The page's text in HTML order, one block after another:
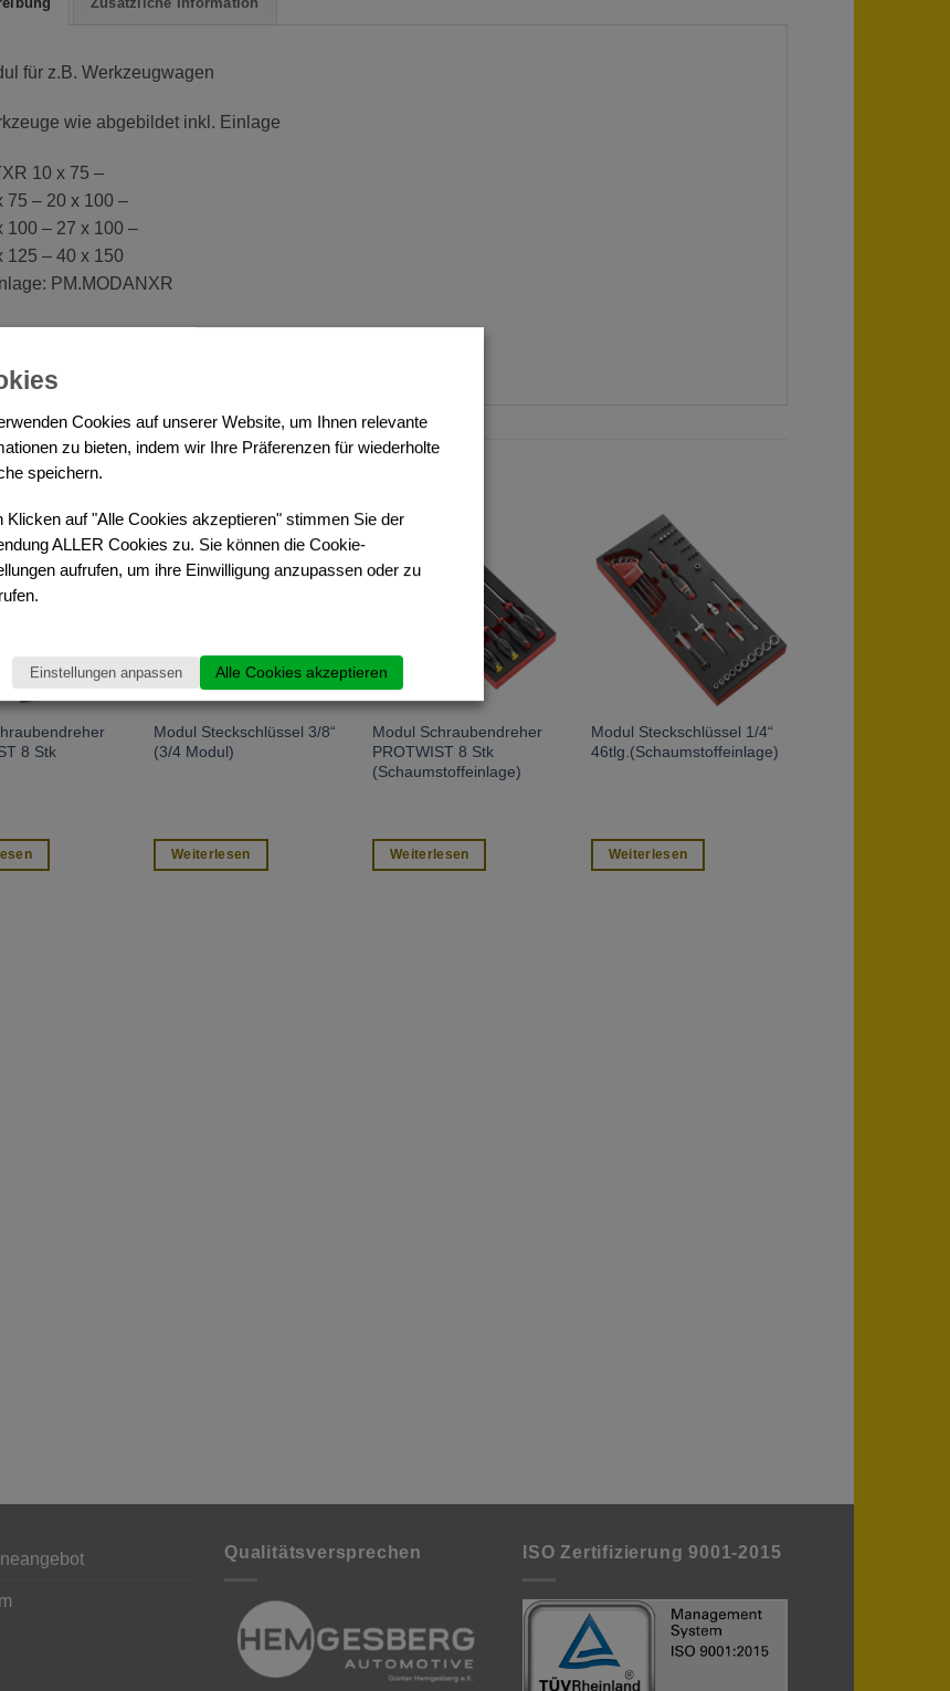
für z.B. Werkzeugwagen
wie abgebildet inkl. Einlage
10 x 75 –
75 – 20 x 100 –
100 – 27 x 100 –
125 – 40 x 150
PM.MODANXR
PRODUKTE
8 Stk
Modul Steckschlüssel 3/8“
(3/4 Modul)
Weiterlesen
Modul Schraubendreher
PROTWIST 8 Stk
(Schaumstoffeinlage)
Weiterlesen
Modul Steckschlüssel 1/4“
46tlg.(Schaumstoffeinlage)
Weiterlesen
Qualitätsversprechen ISO Zertifizierung 9001-2015
Cookies auf unserer Website, um Ihnen relevante
zu bieten, indem wir Ihre Präferenzen für wiederholte
speichern.
Klicken auf "Alle Cookies akzeptieren" stimmen Sie der
ALLER Cookies zu. Sie können die Cookie-
aufrufen, um ihre Einwilligung anzupassen oder zu
Einstellungen anpassen Alle Cookies akzeptieren